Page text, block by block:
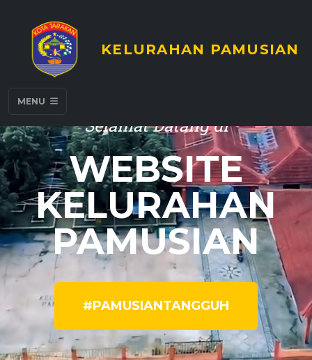
KELURAHAN PAMUSIAN
MENU
Selamat Datang di
WEBSITE
KELURAHAN
PAMUSIAN
#PAMUSIANTANGGUH